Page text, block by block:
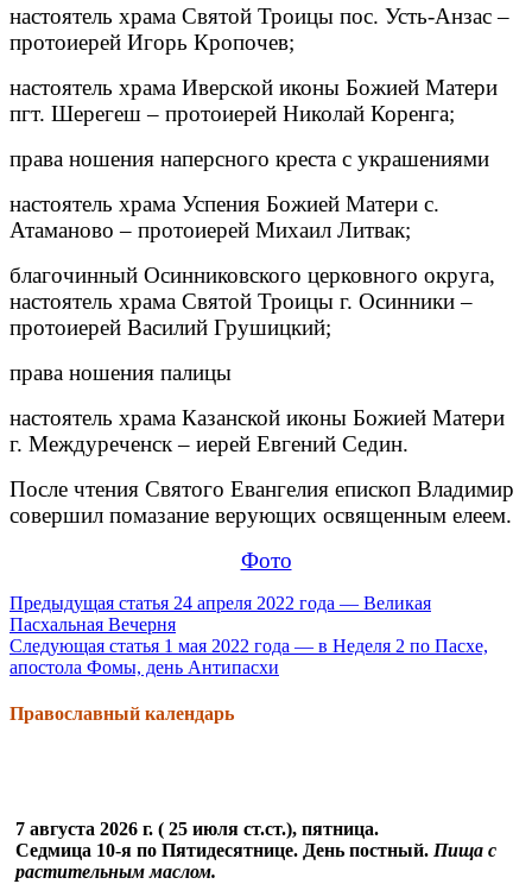
настоятель храма Святой Троицы пос. Усть-Анзас –
протоиерей Игорь Кропочев;
настоятель храма Иверской иконы Божией Матери
пгт. Шерегеш – протоиерей Николай Коренга;
права ношения наперсного креста с украшениями
настоятель храма Успения Божией Матери с.
Атаманово – протоиерей Михаил Литвак;
благочинный Осинниковского церковного округа,
настоятель храма Святой Троицы г. Осинники –
протоиерей Василий Грушицкий;
права ношения палицы
настоятель храма Казанской иконы Божией Матери
г. Междуреченск – иерей Евгений Седин.
После чтения Святого Евангелия епископ Владимир
совершил помазание верующих освященным елеем.
Фото
Продолжить
чтение
Предыдущая статья 24 апреля 2022 года — Великая
Пасхальная Вечерня
Следующая статья 1 мая 2022 года — в Неделя 2 по Пасхе,
апостола Фомы, день Антипасхи
Православный календарь
7 августа 2026 г. ( 25 июля ст.ст.), пятница.
Седмица 10-я по Пятидесятнице. День постный. Пища с
растительным маслом.